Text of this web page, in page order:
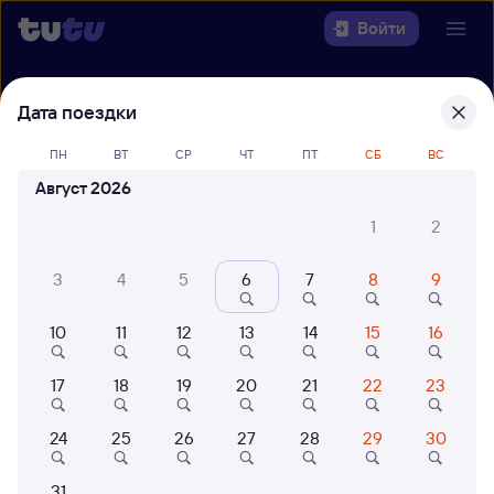
Войти
Выберите день, чтобы найти
Киренга
Куда
Когда
Кто едет
Дата поездки
ПН ВТ СР ЧТ ПТ СБ ВС
Август 2026
1
2
3 4 5 6 7 8 9
10 11 12 13 14 15 16
17 18 19 20 21 22 23
24 25 26 27 28 29 30